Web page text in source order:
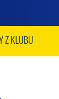
Z KLUBU